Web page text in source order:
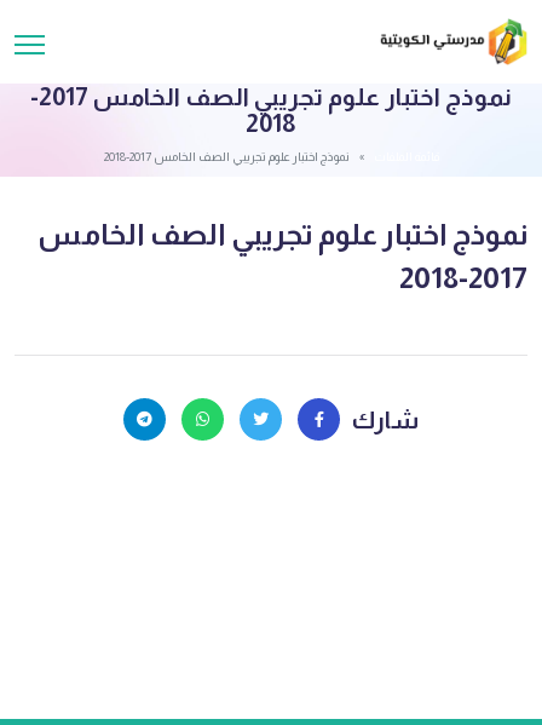
نموذج اختبار علوم تجريبي الصف الخامس 2017-
2018
نموذج اختبار علوم تجريبي الصف الخامس 2017-2018
نموذج اختبار علوم تجريبي الصف الخامس
2017-2018
شارك